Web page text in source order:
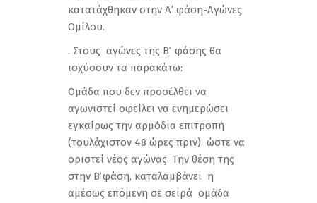
κατατάχθηκαν στην Α’ φάση-Αγώνες
Ομίλου.
. Στους αγώνες της Β΄ φάσης θα
ισχύσουν τα παρακάτω:
Ομάδα που δεν προσέλθει να
αγωνιστεί οφείλει να ενημερώσει
εγκαίρως την αρμόδια επιτροπή
(τουλάχιστον 48 ώρες πριν) ώστε να
οριστεί νέος αγώνας. Την θέση της
στην Β΄ φάση, καταλαμβάνει η
αμέσως επόμενη σε σειρά ομάδα